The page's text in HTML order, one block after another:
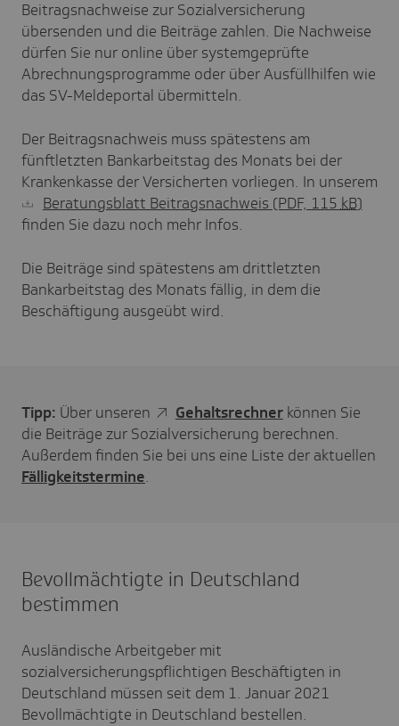
Beitragsnachweise zur Sozialversicherung
übersenden und die Beiträge zahlen. Die Nachweise
dürfen Sie nur online über systemgeprüfte
Abrechnungsprogramme oder über Ausfüllhilfen wie
das SV-Meldeportal übermitteln.
Der Beitragsnachweis muss spätestens am
fünftletzten Bankarbeitstag des Monats bei der
Krankenkasse der Versicherten vorliegen. In unserem
Beratungsblatt Beitragsnachweis (PDF, 115kB)
finden Sie dazu noch mehr Infos.
Die Beiträge sind spätestens am drittletzten
Bankarbeitstag des Monats fällig, in dem die
Beschäftigung ausgeübt wird.
Tipp: Über unseren Gehaltsrechnerkönnen Sie
die Beiträge zur Sozialversicherung berechnen.
Außerdem finden Sie bei uns eine Liste der aktuellen
Fälligkeitstermine.
Bevollmächtigte in Deutschland
bestimmen
Ausländische Arbeitgeber mit
sozialversicherungspflichtigen Beschäftigten in
Deutschland müssen seit dem 1. Januar 2021
Bevollmächtigte in Deutschland bestellen.